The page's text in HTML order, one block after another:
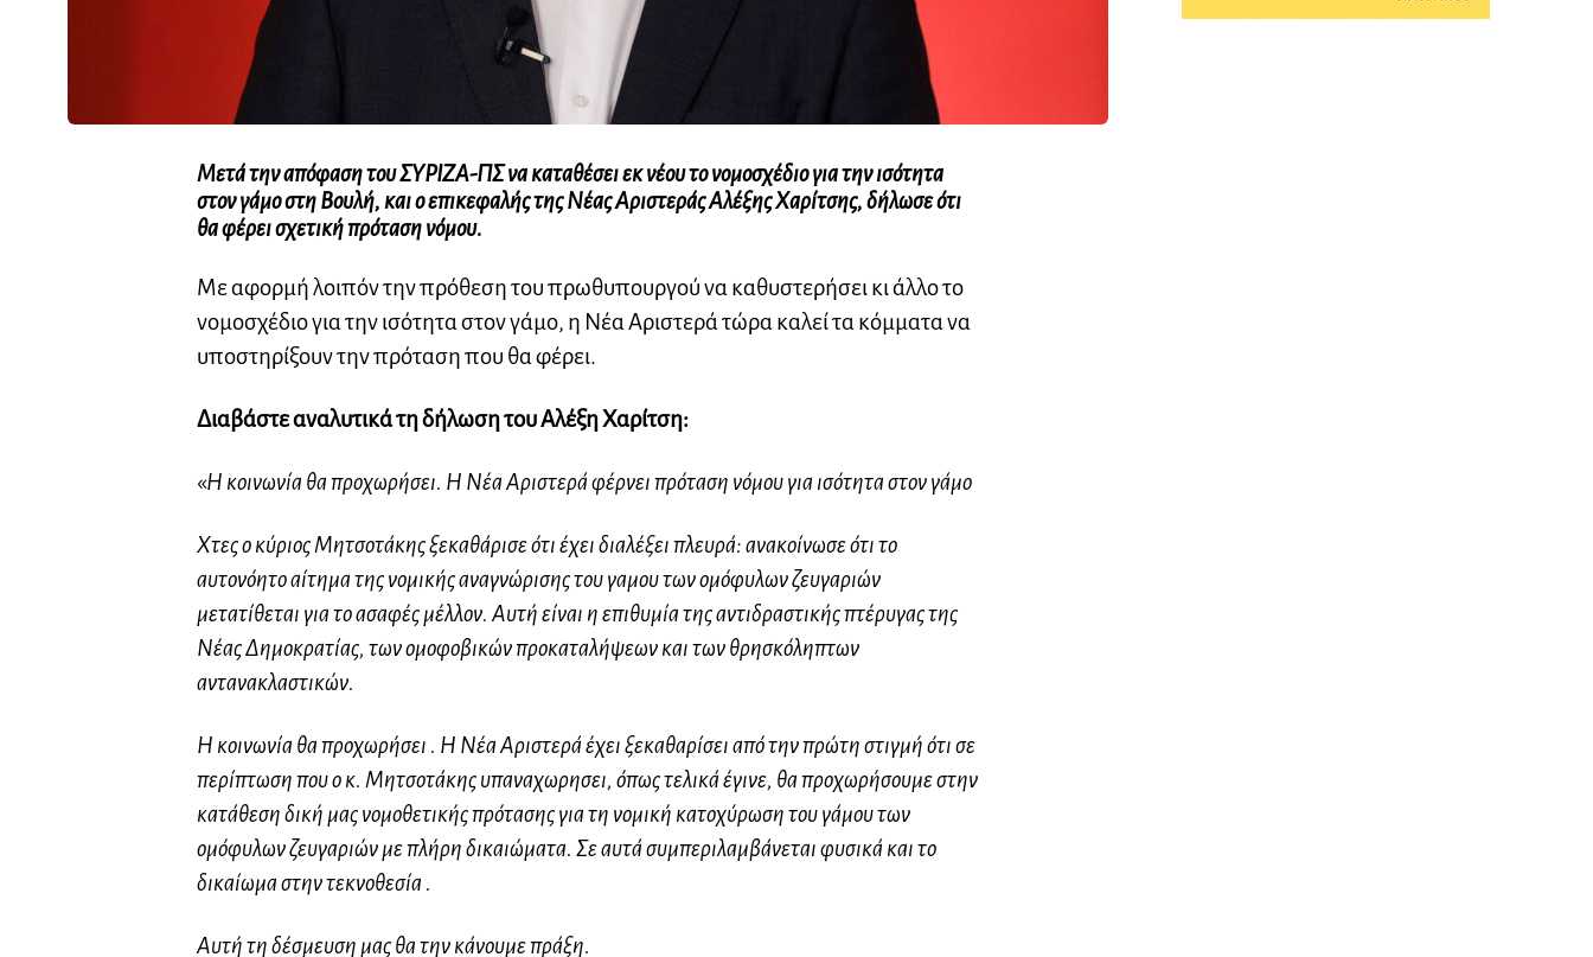
Μετά την απόφαση του ΣΥΡΙΖΑ-ΠΣ να καταθέσει εκ νέου το νομοσχέδιο για την ισότητα
στον γάμο στη Βουλή, και ο επικεφαλής της Νέας Αριστεράς Αλέξης Χαρίτσης, δήλωσε ότι
θα φέρει σχετική πρόταση νόμου.
Με αφορμή λοιπόν την πρόθεση του πρωθυπουργού να καθυστερήσει κι άλλο το
νομοσχέδιο για την ισότητα στον γάμο, η Νέα Αριστερά τώρα καλεί τα κόμματα να
υποστηρίξουν την πρόταση που θα φέρει.
Διαβάστε αναλυτικά τη δήλωση του Αλέξη Χαρίτση:
«Η κοινωνία θα προχωρήσει. Η Νέα Αριστερά φέρνει πρόταση νόμου για ισότητα στον γάμο
Χτες ο κύριος Μητσοτάκης ξεκαθάρισε ότι έχει διαλέξει πλευρά: ανακοίνωσε ότι το
αυτονόητο αίτημα της νομικής αναγνώρισης του γαμου των ομόφυλων ζευγαριών
μετατίθεται για το ασαφές μέλλον. Αυτή είναι η επιθυμία της αντιδραστικής πτέρυγας της
Νέας Δημοκρατίας, των ομοφοβικών προκαταλήψεων και των θρησκόληπτων
αντανακλαστικών.
Η κοινωνία θα προχωρήσει . Η Νέα Αριστερά έχει ξεκαθαρίσει από την πρώτη στιγμή ότι σε
περίπτωση που ο κ. Μητσοτάκης υπαναχωρησει, όπως τελικά έγινε, θα προχωρήσουμε στην
κατάθεση δική μας νομοθετικής πρότασης για τη νομική κατοχύρωση του γάμου των
ομόφυλων ζευγαριών με πλήρη δικαιώματα. Σε αυτά συμπεριλαμβάνεται φυσικά και το
δικαίωμα στην τεκνοθεσία .
Αυτή τη δέσμευση μας θα την κάνουμε πράξη.